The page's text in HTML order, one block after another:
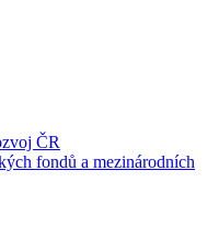
ČR
fondů a mezinárodních